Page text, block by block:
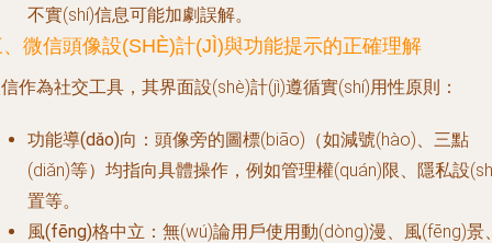
不實(shí)信息可能加劇誤解。
微信頭像設(SHÈ)計(JÌ)與功能提示的正確理解
作為社交工具，其界面設(shè)計(jì)遵循實(shí)用性原則：
功能導(dǎo)向 ：頭像旁的圖標(biāo)（如減號(hào)、三點
(diǎn)等）均指向具體操作，例如管理權(quán)限、隱私設
置等。
風(fēng)格中立 ：無(wú)論用戶使用動(dòng)漫、風(fēng)景